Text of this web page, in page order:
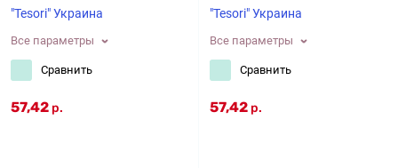
"Tesori" Украина
Все параметры
Сравнить
57,42 р.
"Tesori" Украина
Все параметры
Сравнить
57,42 р.